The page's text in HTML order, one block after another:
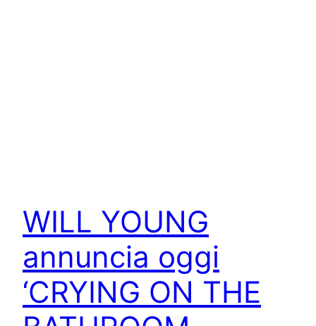
WILL YOUNG
annuncia oggi
‘CRYING ON THE